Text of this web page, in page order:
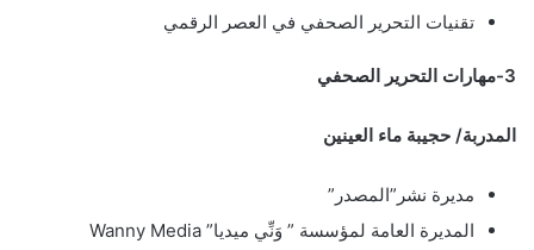
تقنيات التحرير الصحفي في العصر الرقمي
3-مهارات التحرير الصحفي
المدربة/ حجيبة ماء العينين
مديرة نشر”المصدر”
المديرة العامة لمؤسسة ” وَنِّي ميديا” Wanny Media